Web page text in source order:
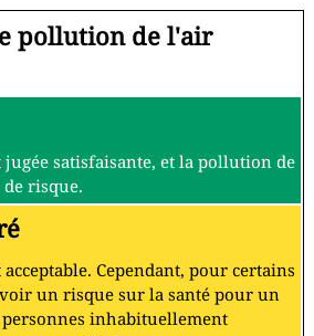
pollution de l'air
satisfaisante, et la pollution de
risque.
Cependant, pour certains
un risque sur la santé pour un
inhabituellement